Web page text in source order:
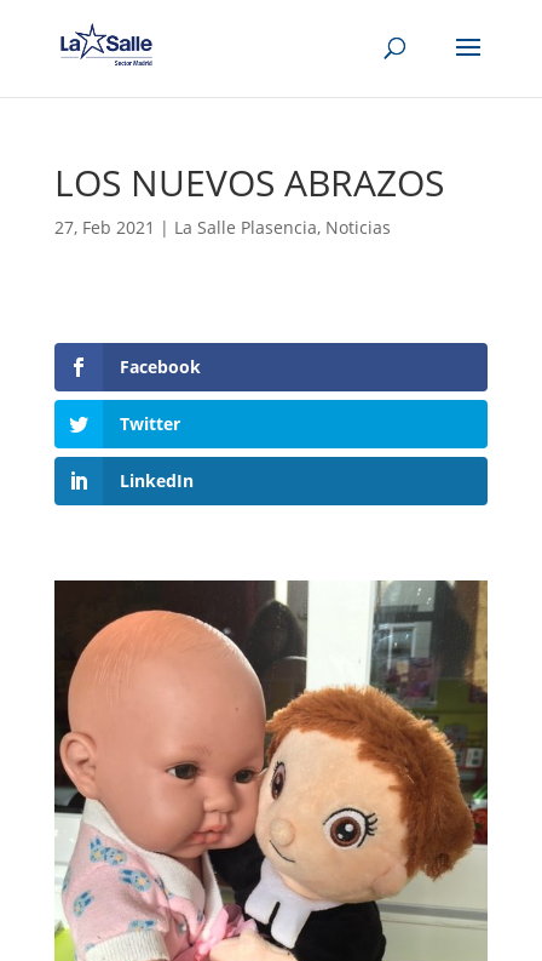
LOS NUEVOS ABRAZOS
27, Feb 2021 | La Salle Plasencia, Noticias
Facebook
Twitter
LinkedIn